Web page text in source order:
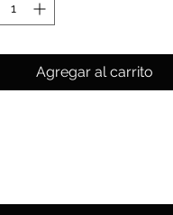
Agregar al carrito